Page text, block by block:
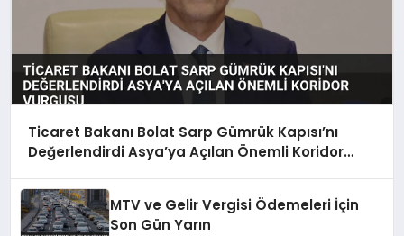
Ticaret Bakanı Bolat Sarp Gümrük Kapısı’nı
Değerlendirdi Asya’ya Açılan Önemli Koridor
MTV ve Gelir Vergisi Ödemeleri İçin
Son Gün Yarın